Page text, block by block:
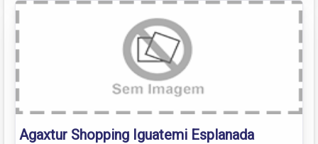
Agaxtur Shopping Iguatemi Esplanada